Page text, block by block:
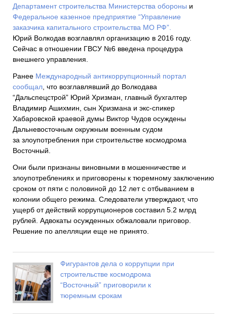
Департамент строительства Министерства обороны и
Федеральное казенное предприятие “Управление
заказчика капитального строительства МО РФ”.
Юрий Волкодав возглавлял организацию в 2016 году.
Сейчас в отношении ГВСУ №6 введена процедура
внешнего управления.
Ранее Международный антикоррупционный портал
сообщал , что возглавлявший до Волкодава
“Дальспецстрой” Юрий Хризман, главный бухгалтер
Владимир Ашихмин, сын Хризмана и экс-спикер
Хабаровской краевой думы Виктор Чудов осуждены
Дальневосточным окружным военным судом
за злоупотребления при строительстве космодрома
Восточный.
Они были признаны виновными в мошенничестве и
злоупотреблениях и приговорены к тюремному заключению
сроком от пяти с половиной до 12 лет с отбыванием в
колонии общего режима. Следователи утверждают, что
ущерб от действий коррупционеров составил 5.2 млрд
рублей. Адвокаты осужденных обжаловали приговор.
Решение по апелляции еще не принято.
Фигурантов дела о коррупции при
строительстве космодрома
“Восточный” приговорили к
тюремным срокам